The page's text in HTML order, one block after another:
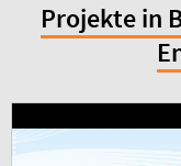
Projekte in